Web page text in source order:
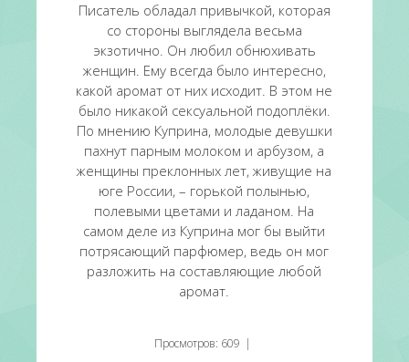
Писатель обладал привычкой, которая
со стороны выглядела весьма
экзотично. Он любил обнюхивать
женщин. Ему всегда было интересно,
какой аромат от них исходит. В этом не
было никакой сексуальной подоплёки.
По мнению Куприна, молодые девушки
пахнут парным молоком и арбузом, а
женщины преклонных лет, живущие на
юге России, – горькой полынью,
полевыми цветами и ладаном. На
самом деле из Куприна мог бы выйти
потрясающий парфюмер, ведь он мог
разложить на составляющие любой
аромат.
Просмотров: 609 |